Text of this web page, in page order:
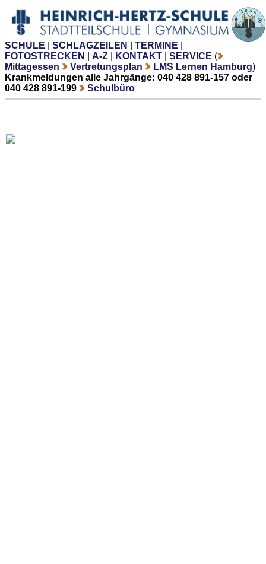
SCHULE SCHLAGZEILEN TERMINE
FOTOSTRECKEN
A-Z KONTAKT SERVICE (
Mittagessen
Vertretungsplan LMS Lernen Hamburg)
Krankmeldungen alle Jahrgänge: 040 428 891-157 oder
040 428 891-199
Schulbüro